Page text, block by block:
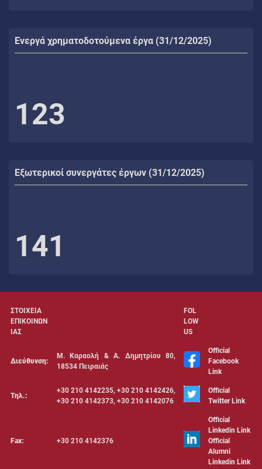
Ενεργά χρηματοδοτούμενα έργα (31/12/2025)
123
Εξωτερικοί συνεργάτες έργων (31/12/2025)
141
ΣΤΟΙΧΕΙΑ
ΕΠΙΚΟΙΝΩΝ
ΙΑΣ
FOL
LOW
US
Διεύθυνση:
Μ. Καραολή & Α. Δημητρίου 80,
18534 Πειραιάς
Official
Facebook
Link
Τηλ.:
+30 210 4142235, +30 210 4142426,
+30 210 4142373, +30 210 4142076
Official
Twitter Link
Fax: +30 210 4142376
Official
Linkedin Link
Official
Alumni
Linkedin Link